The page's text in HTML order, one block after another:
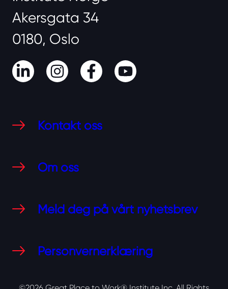
Akersgata 34
0180, Oslo
LinkedInInstagram
FacebookYoutube
Kontakt oss
Om oss
Meld deg på vårt nyhetsbrev
Personvernerklæring